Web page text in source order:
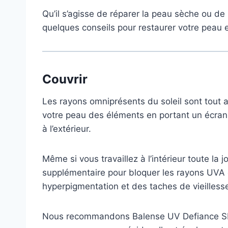
Qu’il s’agisse de réparer la peau sèche ou
quelques conseils pour restaurer votre
Couvrir
Les rayons omniprésents du soleil sont tout
votre peau des éléments en portant un
à l’extérieur.
Même si vous travaillez à l’intérieur toute la
supplémentaire pour bloquer les rayons
hyperpigmentation et des taches de
Nous recommandons Balense UV Defiance